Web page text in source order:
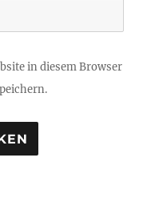
in diesem Browser